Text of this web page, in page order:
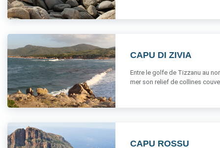
CAPU DI ZIVIA
Entre le golfe de Tizzanu au
mer son relief de collines
CAPU ROSSU